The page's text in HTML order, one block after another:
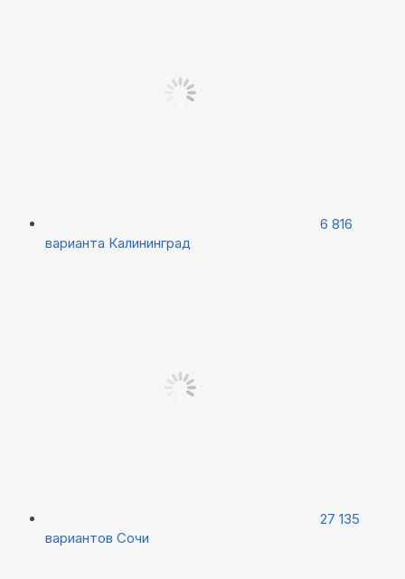
6 816
варианта Калининград
27 135
вариантов Сочи